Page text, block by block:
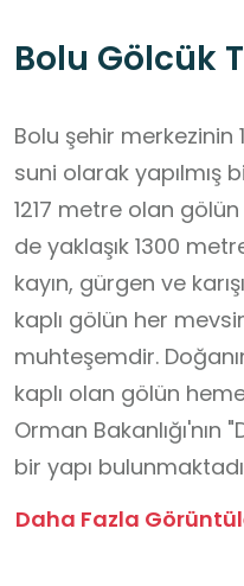
Bolu Gölcük
Bolu şehir
suni olarak yapılmış
1217 metre olan
de yaklaşık 1300
kayın, gürgen ve
kaplı gölün her
muhteşemdir.
kaplı olan gölün
Orman Bakanlığı'nın
bir yapı
tesisten başka kır
Daha Fazla